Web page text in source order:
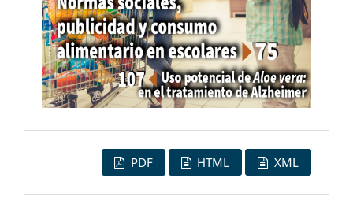
PDF HTML XML